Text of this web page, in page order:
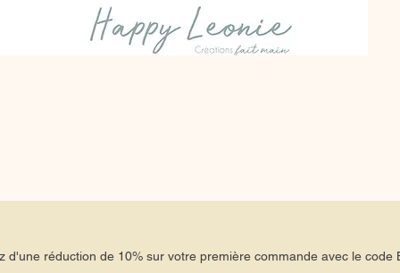
d'une réduction de 10% sur votre première commande avec le code